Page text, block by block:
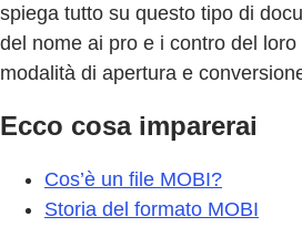
spiega tutto su questo tipo di
del nome ai pro e i contro del
modalità di apertura e
Ecco cosa imparerai
Cos’è un file MOBI?
Storia del formato MOBI